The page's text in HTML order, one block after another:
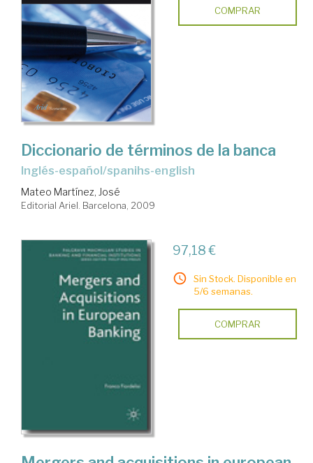
COMPRAR
Diccionario de términos de la banca
inglés-español/spanihs-english
Mateo Martínez, José
Editorial Ariel. Barcelona, 2009
97,18 €
Sin Stock. Disponible en
5/6 semanas.
COMPRAR